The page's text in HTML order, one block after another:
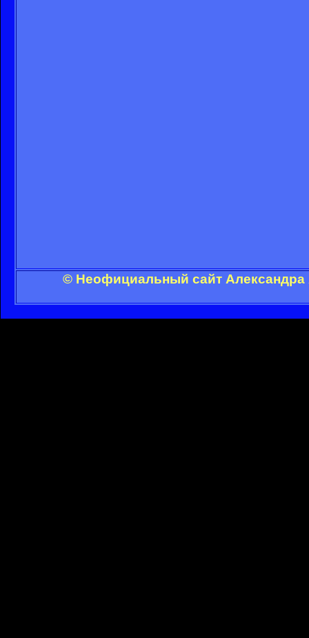
© Неофициальный сайт Александра